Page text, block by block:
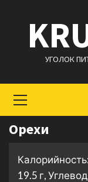
содержимому
УГОЛОК
меню
Орехи
19.5 г,